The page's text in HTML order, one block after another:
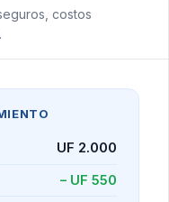
costos
UF 2.000
– UF 550